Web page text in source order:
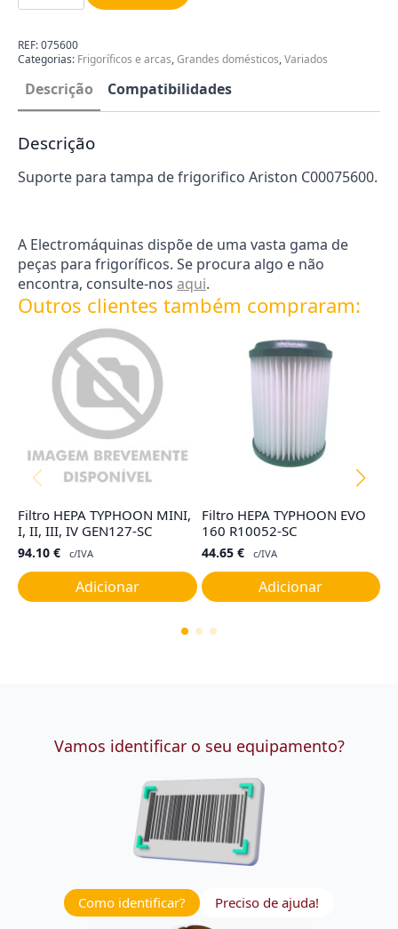
para
Frigorifico
Ariston
C00075600
REF:075600
Categorias: Frigoríficos e arcas,Grandes domésticos,Variados
Descrição Compatibilidades
Descrição
Suporte para tampa de frigorifico Ariston C00075600.
A Electromáquinas dispõe de uma vasta gama de
peças para frigoríficos. Se procura algo e não
encontra, consulte-nos aqui.
Outros clientes também compraram:
Filtro HEPA TYPHOON MINI,
I, II, III, IV GEN127-SC
94.10 € c/IVA
Adicionar
Filtro HEPA TYPHOON EVO
160 R10052-SC
44.65 € c/IVA
Adicionar
Vamos identificar o seu equipamento?
Como identificar? Preciso de ajuda!